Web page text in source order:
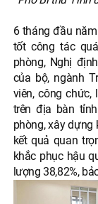
6 tháng đầu
tốt công tác
phòng, Nghị
của bộ, ngành
viên, công
trên địa bàn
phòng, xây
kết quả quan
khắc phục hậu
lượng 38,82%,